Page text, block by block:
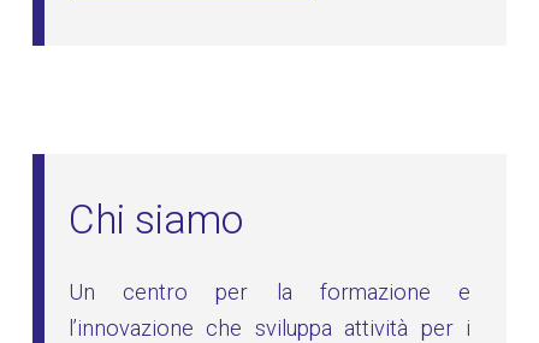
Chi siamo
Un centro per la formazione e
l’innovazione che sviluppa attività per i